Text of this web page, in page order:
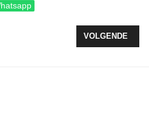
VERHALENARK VERTROKKEN
VOLGENDE
VOLGENDE